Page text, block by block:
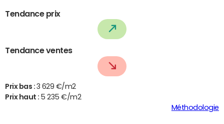
Tendance prix
Tendance ventes
Prix bas : 3 629 €/m2
Prix haut : 5 235 €/m2
Méthodologie